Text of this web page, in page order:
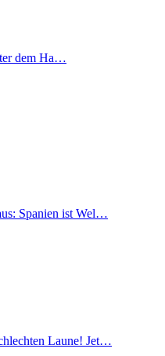
dem Ha…
Spanien ist Wel…
Laune! Jet…